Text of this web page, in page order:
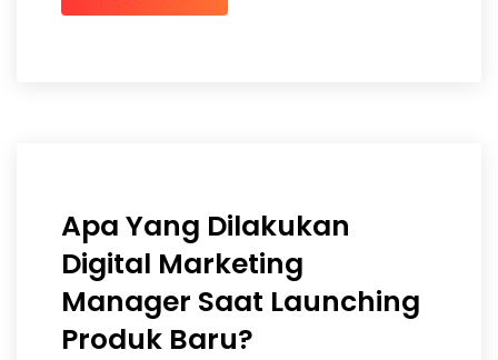
Apa Yang Dilakukan
Digital Marketing
Manager Saat Launching
Produk Baru?